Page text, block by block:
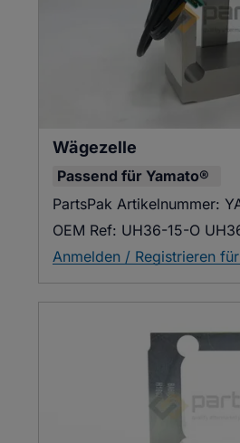
Wägezelle
Passend für Yamato®
PartsPak Artikelnummer:
OEM Ref: UH36-15-O
Anmelden / Registrieren